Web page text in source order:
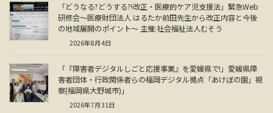
「どうなる?どうする?!改正・医療的ケア児支援法」緊急Web
研修会～医療財団法人 はるたか前田先生から改正内容と今後
の地域展開のポイント～ 主催:社会福祉法人むそう
2026年8月4日
「『障害者デジタルしごと応援事業』を愛媛県で!」愛媛県障
害者団体・行政関係者らの福岡デジタル拠点「あけぼの園」視
察(福岡県大野城市)」
2026年7月31日